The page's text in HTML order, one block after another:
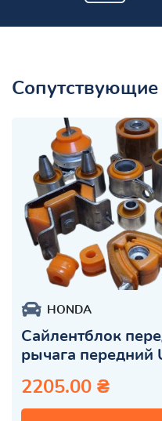
Сопутствующие
HONDA
Сайлентблок
рычага передний
2205.00 ₴